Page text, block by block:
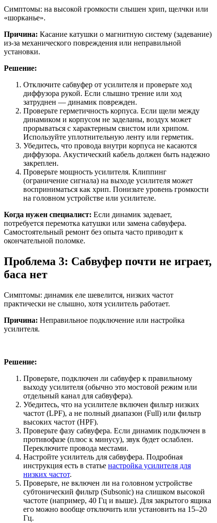
Симптомы: на высокой громкости слышен хрип, щелчки или
«шорканье».
Причина: Касание катушки о магнитную систему (задевание)
из-за механического повреждения или неправильной
установки.
Решение:
Отключите сабвуфер от усилителя и проверьте ход
диффузора рукой. Если слышно трение или ход
затруднен — динамик поврежден.
Проверьте герметичность корпуса. Если щели между
динамиком и корпусом не заделаны, воздух может
прорываться с характерным свистом или хрипом.
Используйте уплотнительную ленту или герметик.
Убедитесь, что провода внутри корпуса не касаются
диффузора. Акустический кабель должен быть надежно
закреплен.
Проверьте мощность усилителя. Клиппинг
(ограничение сигнала) на выходе усилителя может
восприниматься как хрип. Понизьте уровень громкости
на головном устройстве или усилителе.
Когда нужен специалист: Если динамик задевает,
потребуется перемотка катушки или замена сабвуфера.
Самостоятельный ремонт без опыта часто приводит к
окончательной поломке.
Проблема 3: Сабвуфер почти не играет,
баса нет
Симптомы: динамик еле шевелится, низких частот
практически не слышно, хотя усилитель работает.
Причина: Неправильное подключение или настройка
усилителя.
Решение:
Проверьте, подключен ли сабвуфер к правильному
выходу усилителя (обычно это мостовой режим или
отдельный канал для сабвуфера).
Убедитесь, что на усилителе включен фильтр низких
частот (LPF), а не полный диапазон (Full) или фильтр
высоких частот (HPF).
Проверьте фазу сабвуфера. Если динамик подключен в
противофазе (плюс к минусу), звук будет ослаблен.
Переключите провода местами.
Настройте усилитель для сабвуфера. Подробная
инструкция есть в статье настройка усилителя для
низких частот.
Проверьте, не включен ли на головном устройстве
субтонический фильтр (Subsonic) на слишком высокой
частоте (например, 40 Гц и выше). Для закрытого ящика
его можно вообще отключить или установить на 15–20
Гц.